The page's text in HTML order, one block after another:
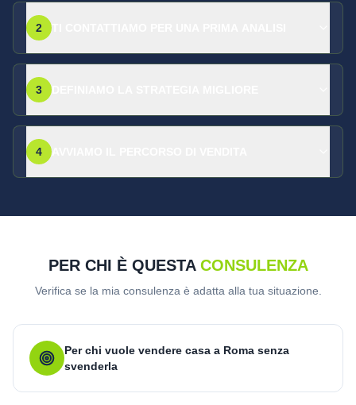
2
3
4
PER CHI È QUESTA CONSULENZA
Verifica se la mia consulenza è adatta alla tua situazione.
Per chi vuole vendere casa a Roma senza
svenderla